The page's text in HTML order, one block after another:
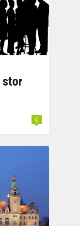
stor
0